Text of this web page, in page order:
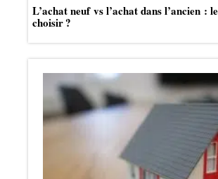
L’achat neuf vs l’achat dans l’ancien :
choisir ?